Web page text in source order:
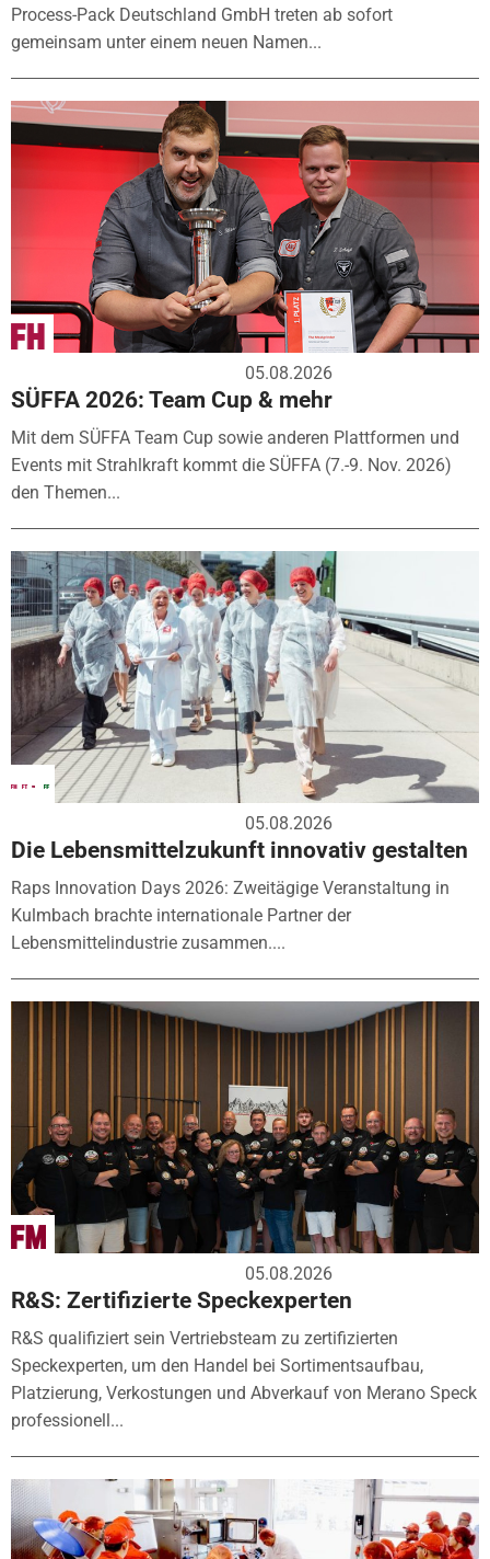
Process-Pack Deutschland GmbH treten ab sofort
gemeinsam unter einem neuen Namen...
05.08.2026
SÜFFA 2026: Team Cup & mehr
Mit dem SÜFFA Team Cup sowie anderen Plattformen und
Events mit Strahlkraft kommt die SÜFFA (7.-9. Nov. 2026)
den Themen...
05.08.2026
Die Lebensmittelzukunft innovativ gestalten
Raps Innovation Days 2026: Zweitägige Veranstaltung in
Kulmbach brachte internationale Partner der
Lebensmittelindustrie zusammen....
05.08.2026
R&S: Zertifizierte Speckexperten
R&S qualifiziert sein Vertriebsteam zu zertifizierten
Speckexperten, um den Handel bei Sortimentsaufbau,
Platzierung, Verkostungen und Abverkauf von Merano Speck
professionell...